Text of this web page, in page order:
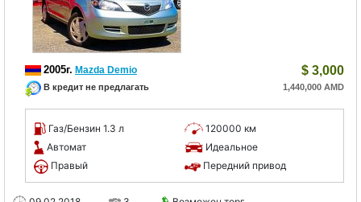
2005г. Mazda Demio $ 3,000
В кредит не предлагать 1,440,000 AMD
Газ/Бензин 1.3 л
120000 км
Автомат
Идеальное
Правый
Передний привод